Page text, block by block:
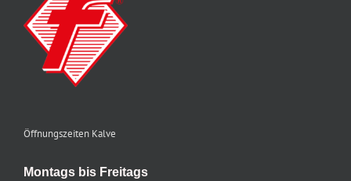
Öffnungszeiten Kalve
Montags bis Freitags